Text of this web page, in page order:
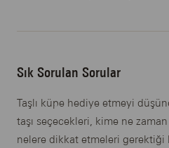
Sık Sorulan Sorular
Taşlı küpe hediye etmeyi
taşı seçecekleri, kime ne
nelere dikkat etmeleri gerektiği